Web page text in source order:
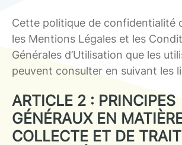
Cette politique de confidentialité
les Mentions Légales et les
Générales d’Utilisation que les
peuvent consulter en suivant les
ARTICLE 2 : PRINCIPES
GÉNÉRAUX EN
COLLECTE ET DE